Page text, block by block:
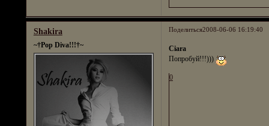
Поделиться2008-06-06 16:19:40
Shakira
~†Pop Diva!!!†~
Ciara
Попробуй!!!)))
0